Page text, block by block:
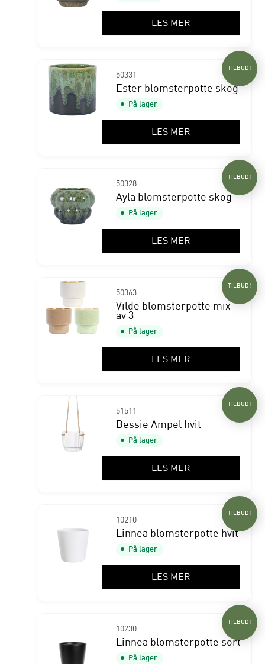
LES MER
TILBUD!
50331
Ester blomsterpotte skog
På lager
LES MER
TILBUD!
50328
Ayla blomsterpotte skog
På lager
LES MER
TILBUD!
50363
Vilde blomsterpotte mix
av 3
På lager
LES MER
TILBUD!
51511
Bessie Ampel hvit
På lager
LES MER
TILBUD!
10210
Linnea blomsterpotte hvit
På lager
LES MER
TILBUD!
10230
Linnea blomsterpotte sort
På lager